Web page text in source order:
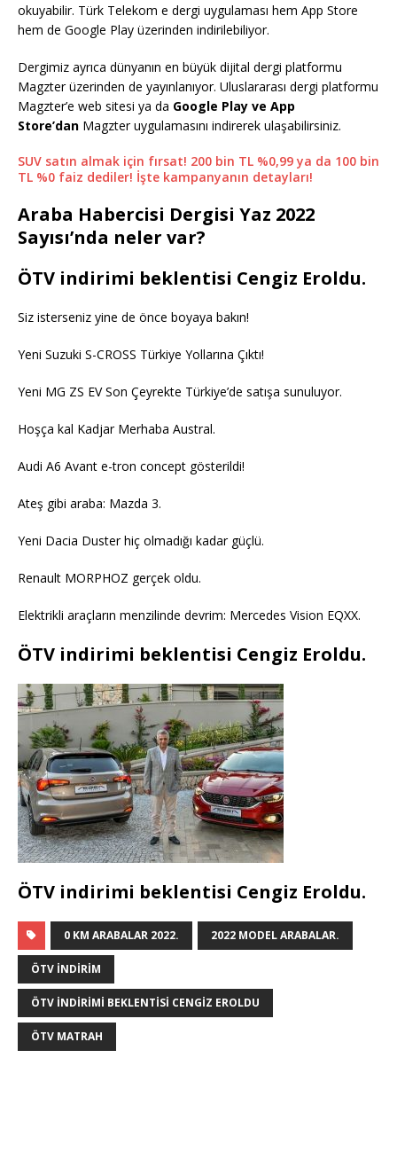
okuyabilir. Türk Telekom e dergi uygulaması hem App Store
hem de Google Play üzerinden indirilebiliyor.
Dergimiz ayrıca dünyanın en büyük dijital dergi platformu
Magzter üzerinden de yayınlanıyor. Uluslararası dergi platformu
Magzter’e web sitesi ya da Google Play ve App
Store’dan Magzter uygulamasını indirerek ulaşabilirsiniz.
SUV satın almak için fırsat! 200 bin TL %0,99 ya da 100 bin
TL %0 faiz dediler! İşte kampanyanın detayları!
Araba Habercisi Dergisi Yaz 2022
Sayısı’nda neler var?
ÖTV indirimi beklentisi Cengiz Eroldu.
Siz isterseniz yine de önce boyaya bakın!
Yeni Suzuki S-CROSS Türkiye Yollarına Çıktı!
Yeni MG ZS EV Son Çeyrekte Türkiye’de satışa sunuluyor.
Hoşça kal Kadjar Merhaba Austral.
Audi A6 Avant e-tron concept gösterildi!
Ateş gibi araba: Mazda 3.
Yeni Dacia Duster hiç olmadığı kadar güçlü.
Renault MORPHOZ gerçek oldu.
Elektrikli araçların menzilinde devrim: Mercedes Vision EQXX.
ÖTV indirimi beklentisi Cengiz Eroldu.
ÖTV indirimi beklentisi Cengiz Eroldu.
0 KM ARABALAR 2022. 2022 MODEL ARABALAR.
ÖTV INDIRIM
ÖTV INDIRIMI BEKLENTISI CENGIZ EROLDU
ÖTV MATRAH